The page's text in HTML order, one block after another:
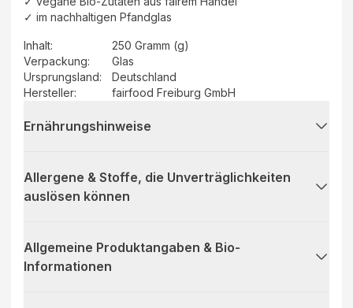
✓ im nachhaltigen Pfandglas
Inhalt:
250 Gramm (g)
Verpackung:
Glas
Ursprungsland:
Deutschland
Hersteller: fairfood Freiburg GmbH
Ernährungshinweise
Allergene & Stoffe, die Unverträglichkeiten
auslösen können
Allgemeine Produktangaben & Bio-
Informationen